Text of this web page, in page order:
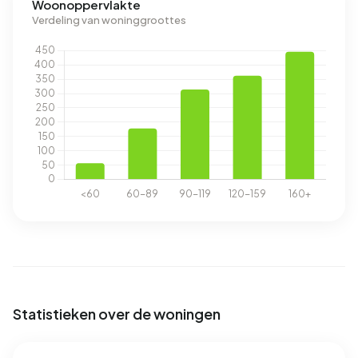
Woonoppervlakte
Verdeling van woninggroottes
Statistieken over de woningen